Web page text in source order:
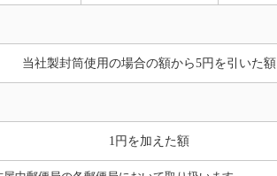
当社製封筒使用の場合の額から5円を引いた額
1円を加えた額